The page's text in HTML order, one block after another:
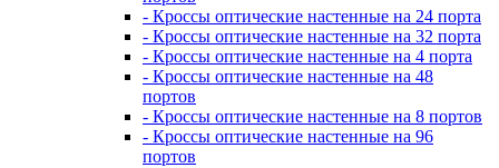
- Кроссы оптические настенные на 24 порта
- Кроссы оптические настенные на 32 порта
- Кроссы оптические настенные на 4 порта
- Кроссы оптические настенные на 48
портов
- Кроссы оптические настенные на 8 портов
- Кроссы оптические настенные на 96
портов